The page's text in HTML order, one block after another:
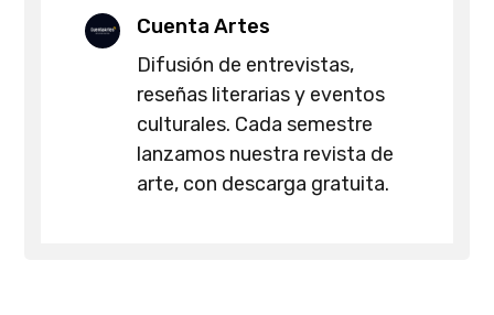
Cuenta Artes
Difusión de entrevistas,
reseñas literarias y eventos
culturales. Cada semestre
lanzamos nuestra revista de
arte, con descarga gratuita.